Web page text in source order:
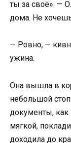
ты за своё». —
дома. Не
— Ровно, —
ужина.
Она вышла в
небольшой
документы, как
мягкой,
доходила до